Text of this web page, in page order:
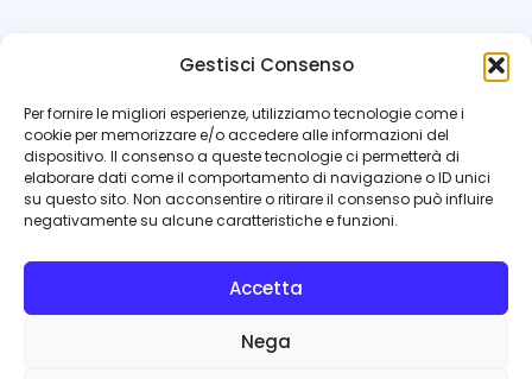
Gestisci Consenso
Per fornire le migliori esperienze, utilizziamo tecnologie come i
cookie per memorizzare e/o accedere alle informazioni del
dispositivo. Il consenso a queste tecnologie ci permetterà di
elaborare dati come il comportamento di navigazione o ID unici
su questo sito. Non acconsentire o ritirare il consenso può influire
negativamente su alcune caratteristiche e funzioni.
Accetta
Nega
azzurrissimo.it
Il blog di riferimento per i tifosi del Napoli. News, interviste,
pagelle e calciomercato. Testata giornalistica registrata
al Tribunale di Napoli (n. 48 dell’08/10/2012). Direttore Luca
Perillo
INFO
Contattaci